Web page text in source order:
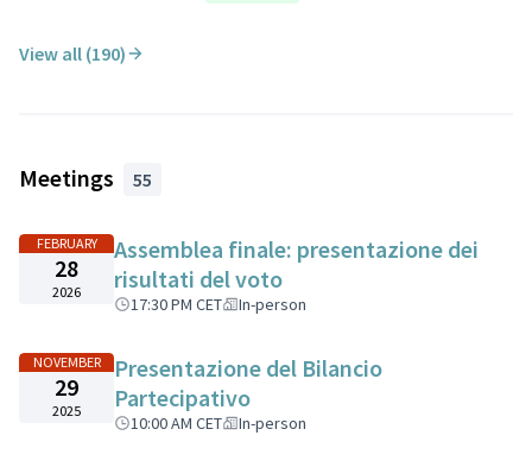
View all (190)
Meetings 55
FEBRUARY
28
2026
Assemblea finale: presentazione dei
risultati del voto
17:30 PM CET In-person
NOVEMBER
29
2025
Presentazione del Bilancio
Partecipativo
10:00 AM CET In-person